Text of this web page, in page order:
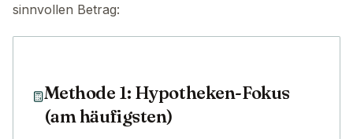
sinnvollen Betrag:
Methode 1: Hypotheken-Fokus
(am häufigsten)